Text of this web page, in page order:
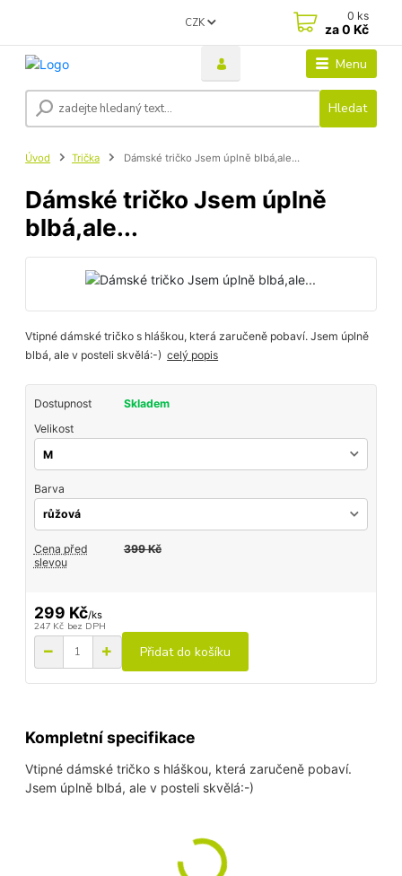
Menu
CZK
Hledat
0 ks
za0 Kč
Úvod Trička Dámské tričko Jsem úplně blbá,ale...
Dámské tričko Jsem úplně
blbá,ale...
Vtipné dámské tričko s hláškou, která zaručeně pobaví. Jsem úplně
blbá, ale v posteli skvělá:-)celý popis
Dostupnost
Skladem
Velikost
Barva
Cena před
slevou
399 Kč
299 Kč/ks
247 Kč bez DPH
Přidat do košíku
Kompletní specifikace
Vtipné dámské tričko s hláškou, která zaručeně pobaví.
Jsem úplně blbá, ale v posteli skvělá:-)